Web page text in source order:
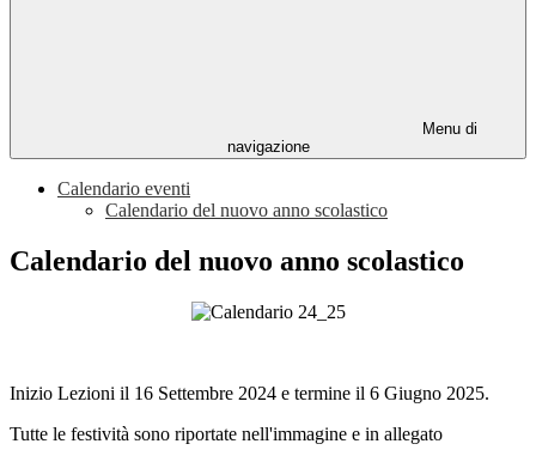
Menu di
navigazione
Calendario eventi
Calendario del nuovo anno scolastico
Calendario del nuovo anno scolastico
Inizio Lezioni il 16 Settembre 2024 e termine il 6 Giugno 2025.
Tutte le festività sono riportate nell'immagine e in allegato